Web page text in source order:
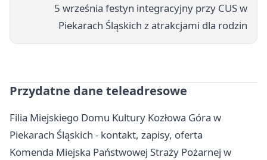
5 września festyn integracyjny przy CUS w
Piekarach Śląskich z atrakcjami dla rodzin
Przydatne dane teleadresowe
Filia Miejskiego Domu Kultury Kozłowa Góra w
Piekarach Śląskich - kontakt, zapisy, oferta
Komenda Miejska Państwowej Straży Pożarnej w